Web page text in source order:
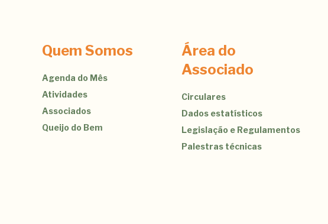
Quem Somos
Agenda do Mês
Atividades
Associados
Queijo do Bem
Área do
Associado
Circulares
Dados estatísticos
Legislação e Regulamentos
Palestras técnicas